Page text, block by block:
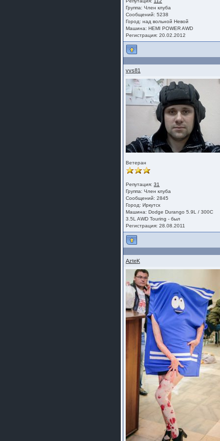
Группа:Член клуба
Сообщений: 5238
Город: над вольной Невой
Машина: HEMI POWER AWD
Регистрация: 20.02.2012
vvs81
Ветеран
Репутация:31
Группа:Член клуба
Сообщений: 2845
Город: Иркутск
Машина: Dodge Durango 5.9L / 300C
3.5L AWD Touring - был
Регистрация: 28.08.2011
AzteK